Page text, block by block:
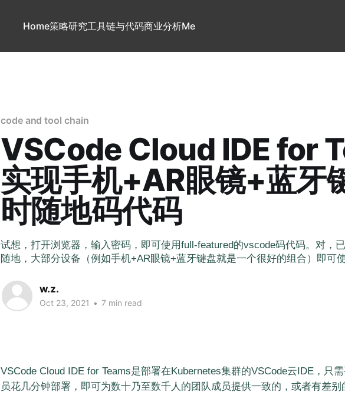
Home策略研究工具链与代码商业分析Me
code and tool chain
VSCode Cloud IDE for
实现手机+AR眼镜+蓝牙
时随地码代码
试想，打开浏览器，输入密码，即可使用full-featured的vscode码代码。对，
随地，大部分设备（例如手机+AR眼镜+蓝牙键盘就是一个很好的组合）即可
w.z.
Oct 23, 2021 • 7 min read
VSCode Cloud IDE for Teams是部署在Kubernetes集群的VSCode云IDE，只
员花几分钟部署，即可为数十乃至数千人的团队成员提供一致的，或者有差别